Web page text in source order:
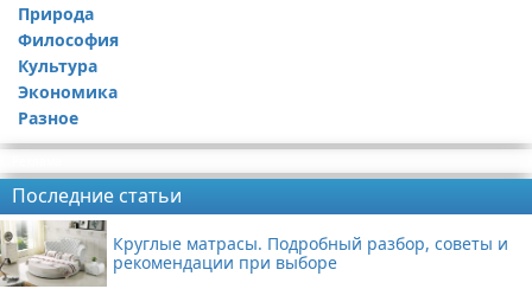
Природа
Философия
Культура
Экономика
Разное
Последние статьи
Круглые матрасы. Подробный разбор, советы и
рекомендации при выборе